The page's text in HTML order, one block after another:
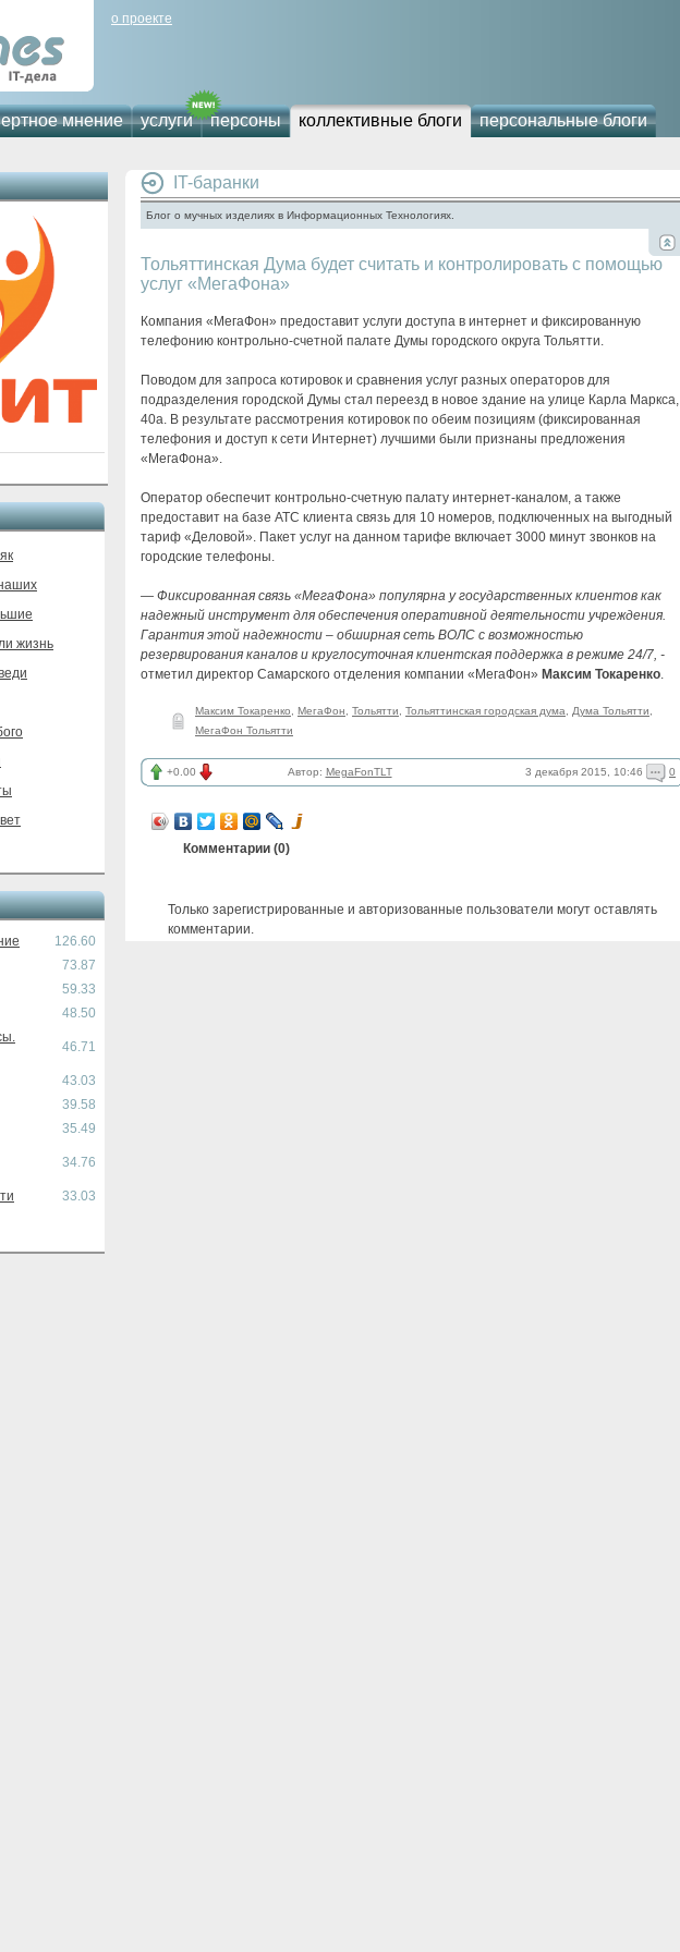
о проекте
мнение услуги персоны коллективные блоги персональные блоги
жизнь
126.60
73.87
59.33
48.50
46.71
43.03
39.58
35.49
34.76
33.03
IT-баранки
Блог о мучных изделиях в Информационных Технологиях.
Тольяттинская Дума будет считать и контролировать с помощью
услуг «МегаФона»
Компания «МегаФон» предоставит услуги доступа в интернет и фиксированную
телефонию контрольно-счетной палате Думы городского округа Тольятти.
Поводом для запроса котировок и сравнения услуг разных операторов для
подразделения городской Думы стал переезд в новое здание на улице Карла Маркса,
40а. В результате рассмотрения котировок по обеим позициям (фиксированная
телефония и доступ к сети Интернет) лучшими были признаны предложения
«МегаФона».
Оператор обеспечит контрольно-счетную палату интернет-каналом, а также
предоставит на базе АТС клиента связь для 10 номеров, подключенных на выгодный
тариф «Деловой». Пакет услуг на данном тарифе включает 3000 минут звонков на
городские телефоны.
— Фиксированная связь «МегаФона» популярна у государственных клиентов как
надежный инструмент для обеспечения оперативной деятельности учреждения.
Гарантия этой надежности – обширная сеть ВОЛС с возможностью
резервирования каналов и круглосуточная клиентская поддержка в режиме 24/7, -
отметил директор Самарского отделения компании «МегаФон» Максим Токаренко.
Максим Токаренко МегаФон Тольятти Тольяттинская городская дума Дума Тольятти
МегаФон Тольятти
+0.00 Автор: MegaFonTLT 3 декабря 2015, 10:46 0
Комментарии (0)
Только зарегистрированные и авторизованные пользователи могут оставлять
комментарии.